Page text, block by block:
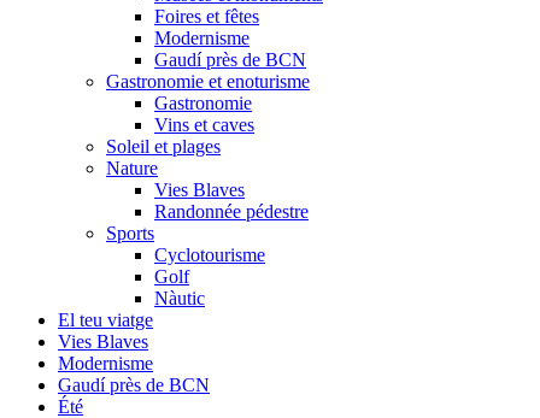
Foires et fêtes
Modernisme
Gaudí près de BCN
Gastronomie et enoturisme
Gastronomie
Vins et caves
Soleil et plages
Nature
Vies Blaves
Randonnée pédestre
Sports
Cyclotourisme
Golf
Nàutic
El teu viatge
Vies Blaves
Modernisme
Gaudí près de BCN
Été